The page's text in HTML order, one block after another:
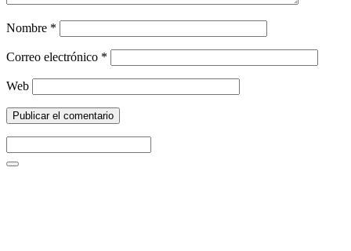
Nombre *
Correo electrónico *
Web